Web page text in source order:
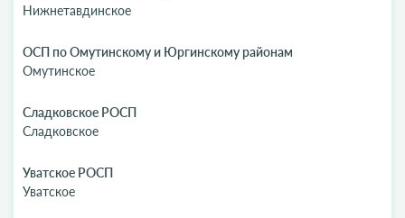
Нижнетавдинское
ОСП по Омутинскому и Юргинскому районам
Омутинское
Сладковское РОСП
Сладковское
Уватское РОСП
Уватское